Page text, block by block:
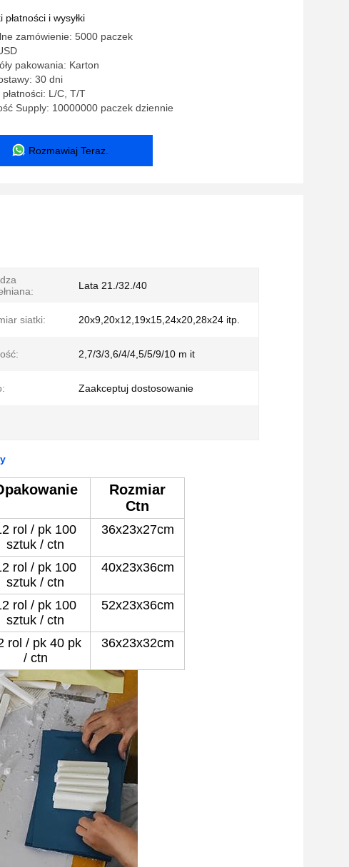
płatności i wysyłki
zamówienie: 5000 paczek
pakowania: Karton
30 dni
L/C, T/T
Supply: 10000000 paczek dziennie
Rozmawiaj Teraz.
Lata 21./32./40
siatki: 20x9,20x12,19x15,24x20,28x24 itp.
2,7/3/3,6/4/4,5/5/9/10 m it
Zaakceptuj dostosowanie
Rozmiar
Ctn
rol / pk 100
sztuk / ctn
36x23x27cm
rol / pk 100
sztuk / ctn
40x23x36cm
rol / pk 100
sztuk / ctn
52x23x36cm
rol / pk 40 pk
/ ctn
36x23x32cm